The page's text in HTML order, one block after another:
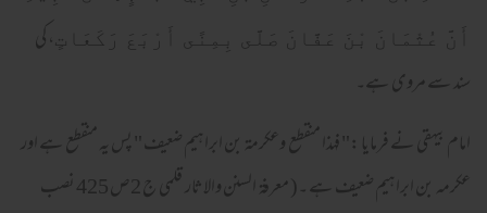
أَنَّ عُثْمَانَ بْنَ عَفَّانَ صَلَّى بِمِنًى أَرْبَعَ رَكَعَاتٍ ، کی
سند سے مروی ہے۔
امام بیہقی نے فرمایا :" فهذا منقطع وعكرمة بن ابراهيم ضعيف " پس یہ منقطع ہے اور
عکرمہ بن ابراہیم ضعیف ہے ۔( معرفۃ السنن والاثار قلمی ج 2ص 425 نصب